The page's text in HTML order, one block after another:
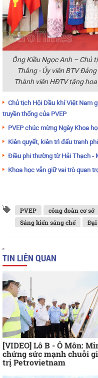
Ông Kiều Ngọc Anh – Chủ
Thắng - Ủy viên BTV
Thành viên HĐTV tặng
Chủ tịch Hội Dầu khí Việt Nam
truyền thống của PVEP
PVEP chúc mừng Ngày Khoa
Kiên quyết, kiên trì đấu tranh
Điều phi thường từ Hải Thạch -
Khoa học vẫn giữ vai trò quan
PVEP công đoàn cơ sở
Sáng kiến sáng chế
Đại
TIN LIÊN QUAN
[VIDEO] Lô B - Ô Môn:
chứng sức mạnh chuỗi
trị Petrovietnam